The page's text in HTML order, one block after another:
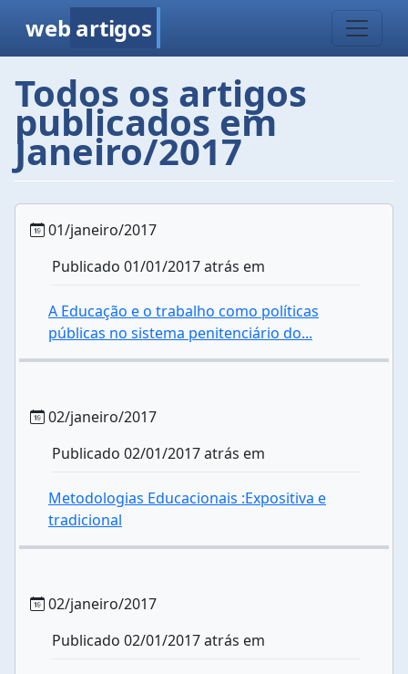
web artigos
Todos os artigos
publicados em
Janeiro/2017
01/janeiro/2017
Publicado 01/01/2017 atrás em
A Educação e o trabalho como políticas
públicas no sistema penitenciário do...
02/janeiro/2017
Publicado 02/01/2017 atrás em
Metodologias Educacionais :Expositiva e
tradicional
02/janeiro/2017
Publicado 02/01/2017 atrás em